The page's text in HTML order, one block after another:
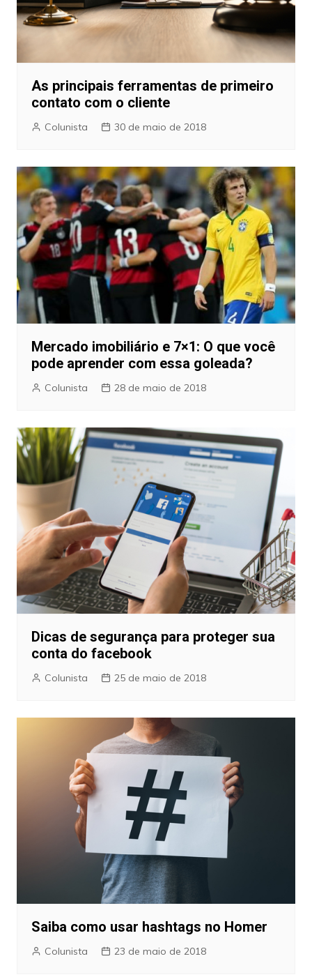
As principais ferramentas de primeiro
contato com o cliente
Colunista 30 de maio de 2018
Mercado imobiliário e 7×1: O que você
pode aprender com essa goleada?
Colunista 28 de maio de 2018
Dicas de segurança para proteger sua
conta do facebook
Colunista 25 de maio de 2018
Saiba como usar hashtags no Homer
Colunista 23 de maio de 2018